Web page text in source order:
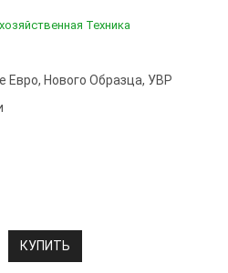
Техника
Евро, Нового Образца, УВР
КУПИТЬ